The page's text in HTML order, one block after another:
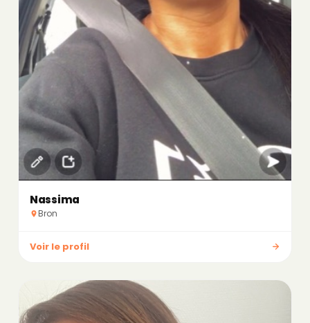
Nassima
Bron
Voir le profil